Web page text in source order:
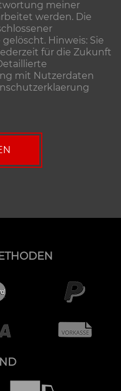
meiner
werden. Die
Hinweis: Sie
für die Zukunft
mit Nutzerdaten